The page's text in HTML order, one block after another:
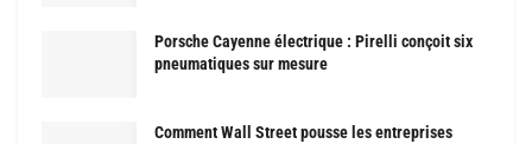
Porsche Cayenne électrique : Pirelli conçoit six
pneumatiques sur mesure
Comment Wall Street pousse les entreprises